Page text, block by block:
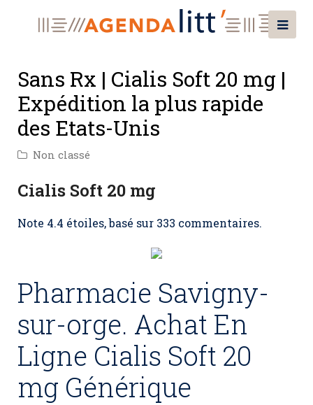
Sans Rx | Cialis Soft 20 mg |
Expédition la plus rapide
des Etats-Unis
Non classé
Cialis Soft 20 mg
Note 4.4 étoiles, basé sur 333 commentaires.
Pharmacie Savigny-
sur-orge. Achat En
Ligne Cialis Soft 20
mg Générique